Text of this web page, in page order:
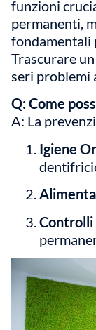
funzioni
permanenti,
fondamentali
Trascurare
seri problemi
Q: Come
A: La
Igiene
Controlli